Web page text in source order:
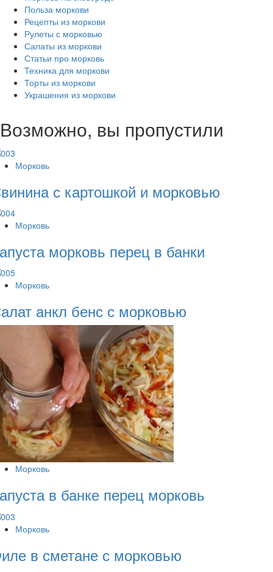
Польза моркови
Рецепты из моркови
Рулеты с морковью
Салаты из моркови
Статьи про морковь
Техника для моркови
Торты из моркови
Украшения из моркови
Возможно, вы пропустили
Морковь
с картошкой и морковью
Морковь
морковь перец в банки
Морковь
анкл бенс с морковью
Морковь
в банке перец морковь
Морковь
в сметане с морковью